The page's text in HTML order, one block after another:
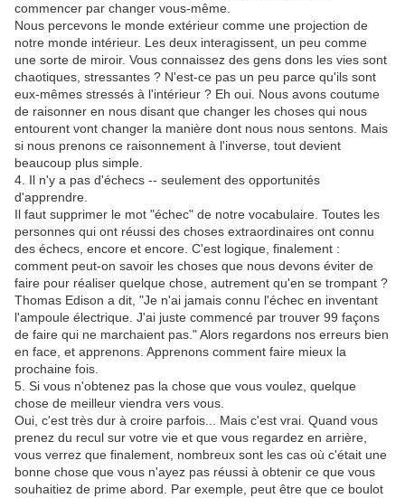
commencer par changer vous-même.
Nous percevons le monde extérieur comme une projection de
notre monde intérieur. Les deux interagissent, un peu comme
une sorte de miroir. Vous connaissez des gens dons les vies sont
chaotiques, stressantes ? N'est-ce pas un peu parce qu'ils sont
eux-mêmes stressés à l'intérieur ? Eh oui. Nous avons coutume
de raisonner en nous disant que changer les choses qui nous
entourent vont changer la manière dont nous nous sentons. Mais
si nous prenons ce raisonnement à l'inverse, tout devient
beaucoup plus simple.
4. Il n'y a pas d'échecs -- seulement des opportunités
d'apprendre.
Il faut supprimer le mot "échec" de notre vocabulaire. Toutes les
personnes qui ont réussi des choses extraordinaires ont connu
des échecs, encore et encore. C'est logique, finalement :
comment peut-on savoir les choses que nous devons éviter de
faire pour réaliser quelque chose, autrement qu'en se trompant ?
Thomas Edison a dit, "Je n'ai jamais connu l'échec en inventant
l'ampoule électrique. J'ai juste commencé par trouver 99 façons
de faire qui ne marchaient pas." Alors regardons nos erreurs bien
en face, et apprenons. Apprenons comment faire mieux la
prochaine fois.
5. Si vous n'obtenez pas la chose que vous voulez, quelque
chose de meilleur viendra vers vous.
Oui, c'est très dur à croire parfois... Mais c'est vrai. Quand vous
prenez du recul sur votre vie et que vous regardez en arrière,
vous verrez que finalement, nombreux sont les cas où c'était une
bonne chose que vous n'ayez pas réussi à obtenir ce que vous
souhaitiez de prime abord. Par exemple, peut être que ce boulot